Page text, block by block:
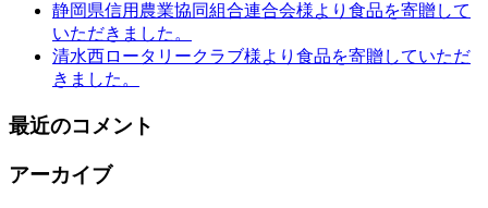
静岡県信用農業協同組合連合会様より食品を寄贈して
いただきました。
清水西ロータリークラブ様より食品を寄贈していただ
きました。
最近のコメント
アーカイブ